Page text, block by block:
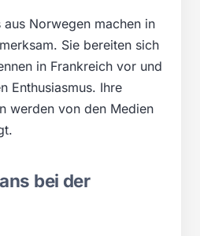
aus Norwegen machen in
Sie bereiten sich
in Frankreich vor und
Enthusiasmus. Ihre
werden von den Medien
bei der